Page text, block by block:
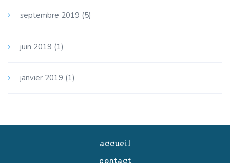
septembre 2019 (5)
juin 2019 (1)
janvier 2019 (1)
accueil
contact